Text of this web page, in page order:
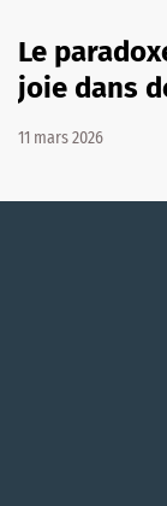
Le
joie dans
11 mars 2026